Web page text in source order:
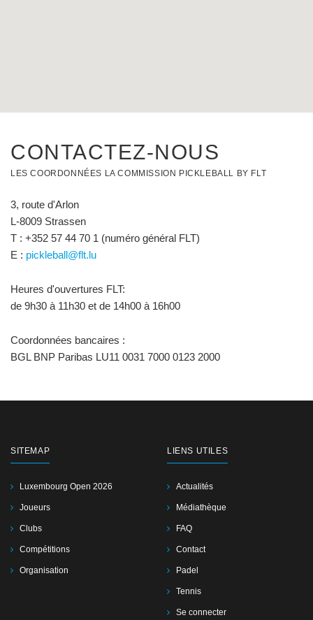
CONTACTEZ-NOUS
LES COORDONNÉES LA COMMISSION PICKLEBALL BY FLT
3, route d'Arlon
L-8009 Strassen
T : +352 57 44 70 1 (numéro général FLT)
E : pickleball@flt.lu
Heures d'ouvertures FLT:
de 9h30 à 11h30 et de 14h00 à 16h00
Coordonnées bancaires :
BGL BNP Paribas LU11 0031 7000 0123 2000
SITEMAP
Luxembourg Open 2026
Joueurs
Clubs
Compétitions
Organisation
LIENS UTILES
Actualités
Médiathèque
FAQ
Contact
Padel
Tennis
Se connecter